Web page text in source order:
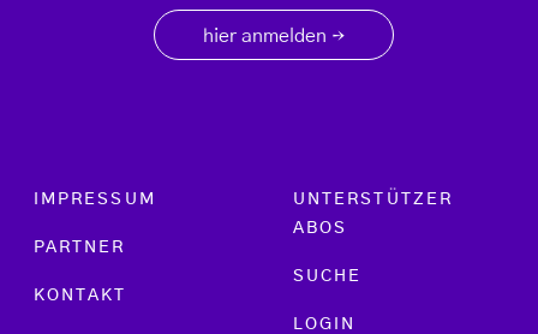
hier anmelden →
Footer menu
IMPRESSUM
PARTNER
KONTAKT
UNTERSTÜTZER
ABOS
SUCHE
LOGIN